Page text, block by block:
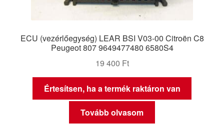
ECU (vezérlőegység) LEAR BSI V03-00 Citroën C8
Peugeot 807 9649477480 6580S4
19 400 Ft
Értesítsen, ha a termék raktáron van
Tovább olvasom